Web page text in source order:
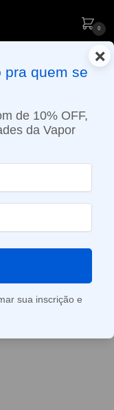
0
(SEG A SEX): PEDIDOS
×
pra quem se
de 10% OFF,
da Vapor
sua inscrição e